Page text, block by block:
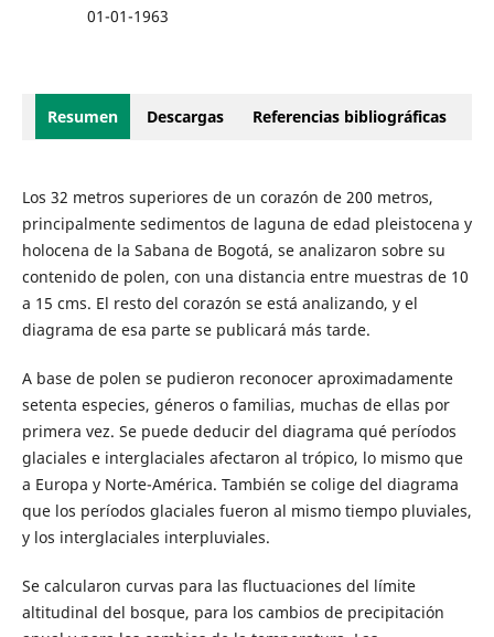
01-01-1963
Resumen Descargas Referencias bibliográficas
Los 32 metros superiores de un corazón de 200 metros,
principalmente sedimentos de laguna de edad pleistocena y
holocena de la Sabana de Bogotá, se analizaron sobre su
contenido de polen, con una distancia entre muestras de 10
a 15 cms. El resto del corazón se está analizando, y el
diagrama de esa parte se publicará más tarde.
A base de polen se pudieron reconocer aproximadamente
setenta especies, géneros o familias, muchas de ellas por
primera vez. Se puede deducir del diagrama qué períodos
glaciales e interglaciales afectaron al trópico, lo mismo que
a Europa y Norte-América. También se colige del diagrama
que los períodos glaciales fueron al mismo tiempo pluviales,
y los interglaciales interpluviales.
Se calcularon curvas para las fluctuaciones del límite
altitudinal del bosque, para los cambios de precipitación